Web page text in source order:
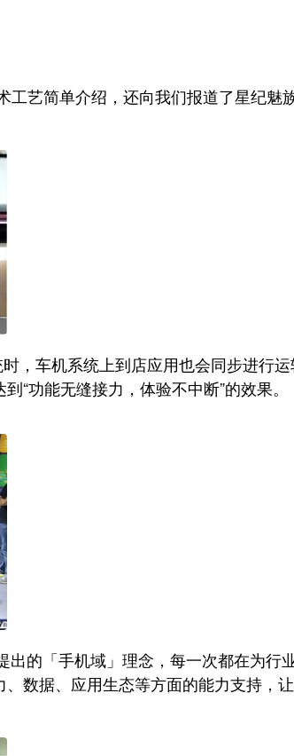
艺简单介绍，还向我们报道了星纪魅
，车机系统上到店应用也会同步进行
功能无缝接力，体验不中断”的效果。
的「手机域」理念，每一次都在为行
数据、应用生态等方面的能力支持，